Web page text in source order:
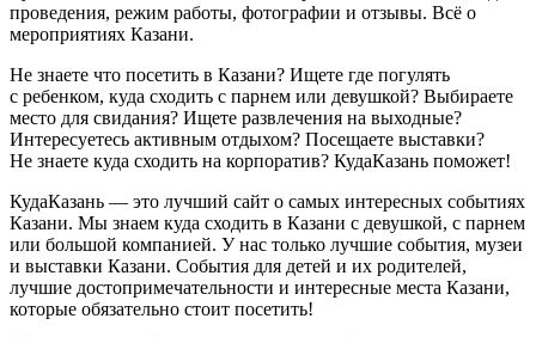
проведения, режим работы, фотографии и отзывы. Всё о
мероприятиях Казани.
Не знаете что посетить в Казани? Ищете где погулять
с ребенком, куда сходить с парнем или девушкой? Выбираете
место для свидания? Ищете развлечения на выходные?
Интересуетесь активным отдыхом? Посещаете выставки?
Не знаете куда сходить на корпоратив? КудаКазань поможет!
КудаКазань — это лучший сайт о самых интересных событиях
Казани. Мы знаем куда сходить в Казани с девушкой, с парнем
или большой компанией. У нас только лучшие события, музеи
и выставки Казани. События для детей и их родителей,
лучшие достопримечательности и интересные места Казани,
которые обязательно стоит посетить!